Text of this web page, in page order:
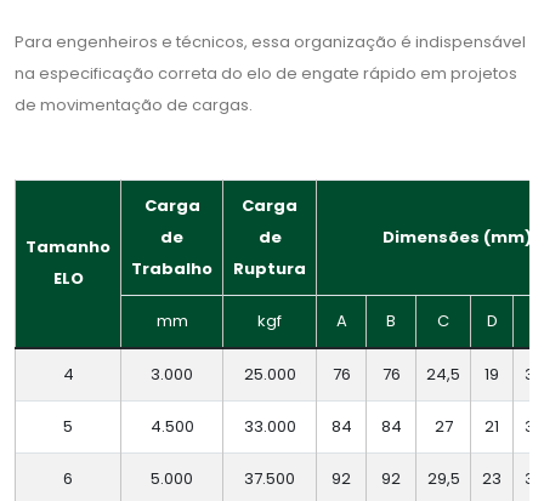
Para engenheiros e técnicos, essa organização é indispensável
na especificação correta do elo de engate rápido em projetos
de movimentação de cargas.
Tamanho
ELO
Carga
de
Trabalho
Carga
de
Ruptura
Dimensões (mm)
mm kgf A B C D
4 3.000 25.000 76 76 24,5 19 30
5 4.500 33.000 84 84 27 21 33
6 5.000 37.500 92 92 29,5 23 35